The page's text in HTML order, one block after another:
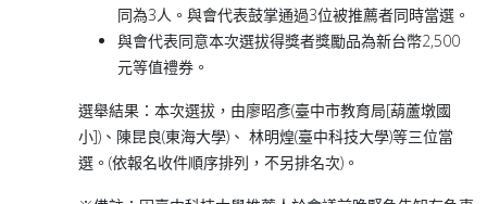
同為3人。與會代表鼓掌通過3位被推薦者同時當選。
與會代表同意本次選拔得獎者獎勵品為新台幣2,500
元等值禮券。
選舉結果 ：本次選拔，由廖昭彥(臺中市教育局[葫蘆墩國
小])、陳昆良(東海大學)、 林明煌(臺中科技大學)等三位當
選。(依報名收件順序排列，不另排名次)。